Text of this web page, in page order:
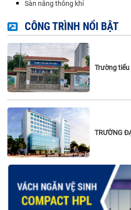
Sàn nâng thông khí
CÔNG TRÌNH NỔI BẬT
TRƯỜNG